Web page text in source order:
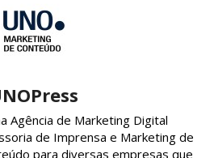
Agência de Marketing Digital
de Imprensa e Marketing de
para diversas empresas que